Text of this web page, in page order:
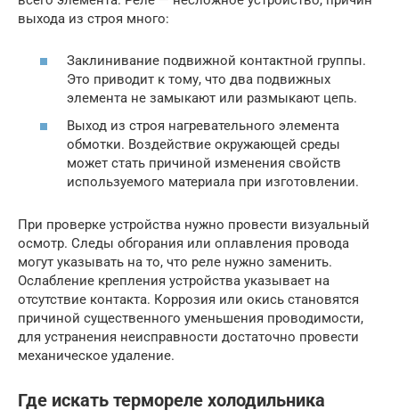
выхода из строя много:
Заклинивание подвижной контактной группы.
Это приводит к тому, что два подвижных
элемента не замыкают или размыкают цепь.
Выход из строя нагревательного элемента
обмотки. Воздействие окружающей среды
может стать причиной изменения свойств
используемого материала при изготовлении.
При проверке устройства нужно провести визуальный
осмотр. Следы обгорания или оплавления провода
могут указывать на то, что реле нужно заменить.
Ослабление крепления устройства указывает на
отсутствие контакта. Коррозия или окись становятся
причиной существенного уменьшения проводимости,
для устранения неисправности достаточно провести
механическое удаление.
Где искать термореле холодильника